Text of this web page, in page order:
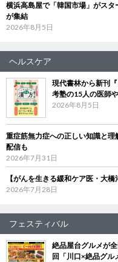
横浜高島屋で「韓国市場」がス
が集結
2026年8月5日
ヘルスケア
現代書林から新刊
考塾の15人の医師
2026年8月5日
重症筋無力症への正しい知識と
配信も
2026年7月31日
【がんを生きる緩和ケア医・大
2026年7月28日
フェスティバル
絶品屋台グルメが
回「川口×絶品グル